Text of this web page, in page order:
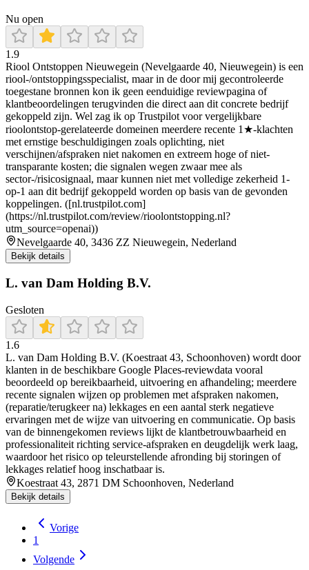
Nu open
1.9
Riool Ontstoppen Nieuwegein (Nevelgaarde 40, Nieuwegein) is een
riool-/ontstoppingsspecialist, maar in de door mij gecontroleerde
toegestane bronnen kon ik geen eenduidige reviewpagina of
klantbeoordelingen terugvinden die direct aan dit concrete bedrijf
gekoppeld zijn. Wel zag ik op Trustpilot voor vergelijkbare
rioolontstop-gerelateerde domeinen meerdere recente 1★-klachten
met ernstige beschuldigingen zoals oplichting, niet
verschijnen/afspraken niet nakomen en extreem hoge of niet-
transparante kosten; die signalen wegen zwaar mee als
sector-/risicosignaal, maar kunnen niet met volledige zekerheid 1-
op-1 aan dit bedrijf gekoppeld worden op basis van de gevonden
koppelingen. ([nl.trustpilot.com]
(https://nl.trustpilot.com/review/rioolontstopping.nl?
utm_source=openai))
Nevelgaarde 40, 3436 ZZ Nieuwegein, Nederland
Bekijk details
L. van Dam Holding B.V.
Gesloten
1.6
L. van Dam Holding B.V. (Koestraat 43, Schoonhoven) wordt door
klanten in de beschikbare Google Places-reviewdata vooral
beoordeeld op bereikbaarheid, uitvoering en afhandeling; meerdere
recente signalen wijzen op problemen met afspraken nakomen,
(reparatie/terugkeer na) lekkages en een aantal sterk negatieve
ervaringen met de wijze van uitvoering en communicatie. Op basis
van de binnengekomen reviews lijkt de klantbetrouwbaarheid en
professionaliteit richting service-afspraken en deugdelijk werk laag,
waardoor het risico op teleurstellende afronding bij storingen of
lekkages relatief hoog inschatbaar is.
Koestraat 43, 2871 DM Schoonhoven, Nederland
Bekijk details
Vorige
1
Volgende